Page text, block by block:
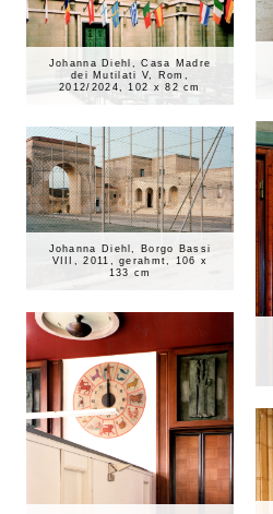
Johanna Diehl, Casa Madre
dei Mutilati V, Rom,
2012/2024, 102 x 82 cm
Johanna Diehl, Borgo Bassi
VIII, 2011, gerahmt, 106 x
133 cm